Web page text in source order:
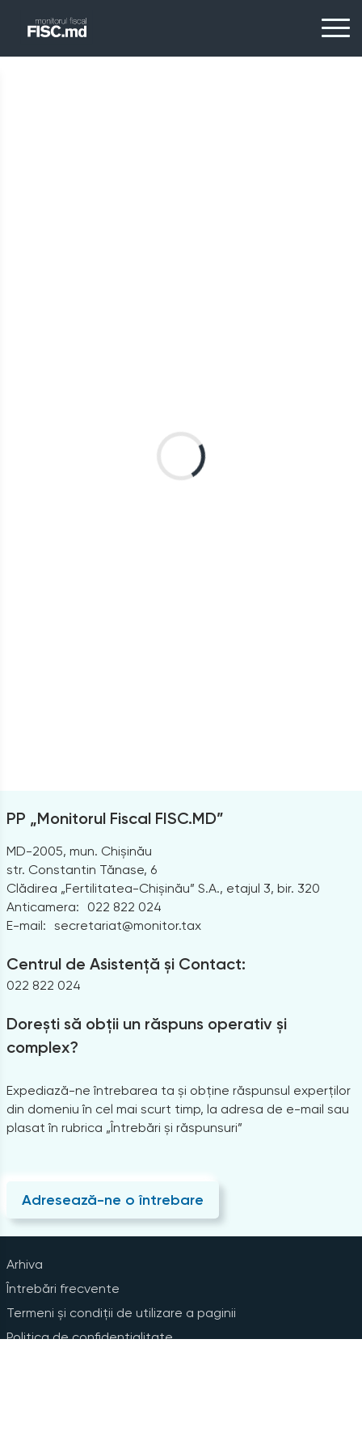
PP „Monitorul Fiscal FISC.MD”
MD-2005, mun. Chișinău
str. Constantin Tănase, 6
Clădirea „Fertilitatea-Chișinău” S.A., etajul 3, bir. 320
Anticamera:
022 822 024
E-mail: secretariat@monitor.tax
Centrul de Asistență și Contact:
022 822 024
Dorești să obții un răspuns operativ și
complex?
Expediază-ne întrebarea ta și obține răspunsul experților
din domeniu în cel mai scurt timp, la adresa de e-mail sau
plasat în rubrica „Întrebări și răspunsuri”
Adresează-ne o întrebare
Arhiva
Întrebări frecvente
Termeni și condiții de utilizare a paginii
Politica de confidențialitate